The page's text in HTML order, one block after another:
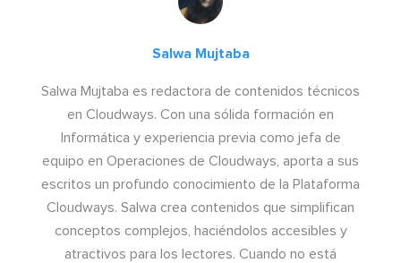
Salwa Mujtaba
Salwa Mujtaba es redactora de contenidos técnicos
en Cloudways. Con una sólida formación en
Informática y experiencia previa como jefa de
equipo en Operaciones de Cloudways, aporta a sus
escritos un profundo conocimiento de la Plataforma
Cloudways. Salwa crea contenidos que simplifican
conceptos complejos, haciéndolos accesibles y
atractivos para los lectores. Cuando no está